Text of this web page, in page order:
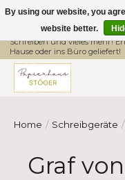
Hier finden Sie hochwertige
Schreiben und vieles mehr!
Hause oder ins Büro geliefert!
Home / Schreibgeräte /
Graf
By using our website, you
website better.